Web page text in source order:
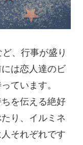
、行事が盛り
は恋人達のビ
ています。
を伝える絶好
り、イルミネ
それぞれです